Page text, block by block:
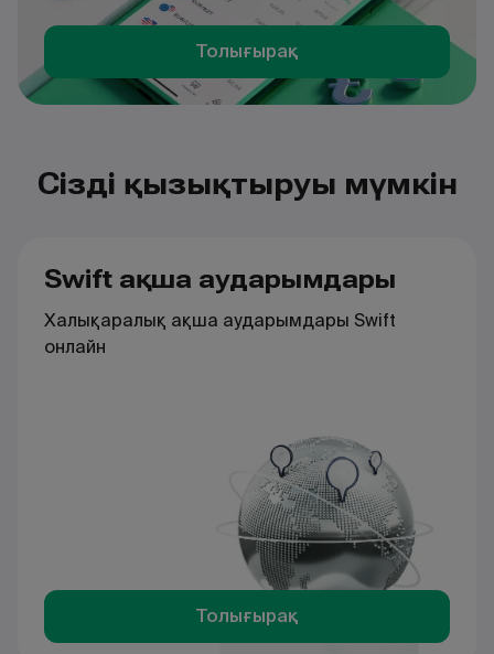
Толығырақ
Сізді қызықтыруы мүмкін
Swift ақша аударымдары
Халықаралық ақша аударымдары Swift
онлайн
Толығырақ